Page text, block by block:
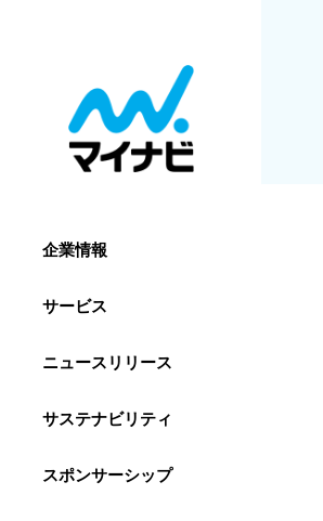
企業情報
サービス
ニュースリリース
サステナビリティ
スポンサーシップ